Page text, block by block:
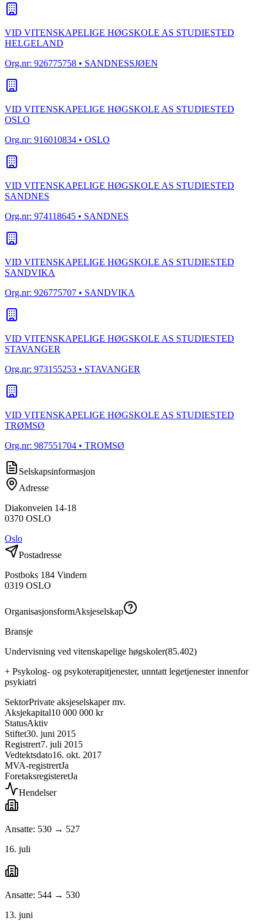
VID VITENSKAPELIGE HØGSKOLE AS STUDIESTED
HELGELAND
Org.nr: 926775758 • SANDNESSJØEN
VID VITENSKAPELIGE HØGSKOLE AS STUDIESTED
OSLO
Org.nr: 916010834 • OSLO
VID VITENSKAPELIGE HØGSKOLE AS STUDIESTED
SANDNES
Org.nr: 974118645 • SANDNES
VID VITENSKAPELIGE HØGSKOLE AS STUDIESTED
SANDVIKA
Org.nr: 926775707 • SANDVIKA
VID VITENSKAPELIGE HØGSKOLE AS STUDIESTED
STAVANGER
Org.nr: 973155253 • STAVANGER
VID VITENSKAPELIGE HØGSKOLE AS STUDIESTED
TRØMSØ
Org.nr: 987551704 • TROMSØ
Selskapsinformasjon
Adresse
Diakonveien 14-18
0370 OSLO
Oslo
Postadresse
Postboks 184 Vindern
0319 OSLO
OrganisasjonsformAksjeselskap
Bransje
Undervisning ved vitenskapelige høgskoler(85.402)
+ Psykolog- og psykoterapitjenester, unntatt legetjenester innenfor
psykiatri
SektorPrivate aksjeselskaper mv.
Aksjekapital10 000 000 kr
StatusAktiv
Stiftet30. juni 2015
Registrert7. juli 2015
Vedtektsdato16. okt. 2017
MVA-registrertJa
ForetaksregisteretJa
Hendelser
Ansatte: 530 → 527
16. juli
Ansatte: 544 → 530
13. juni